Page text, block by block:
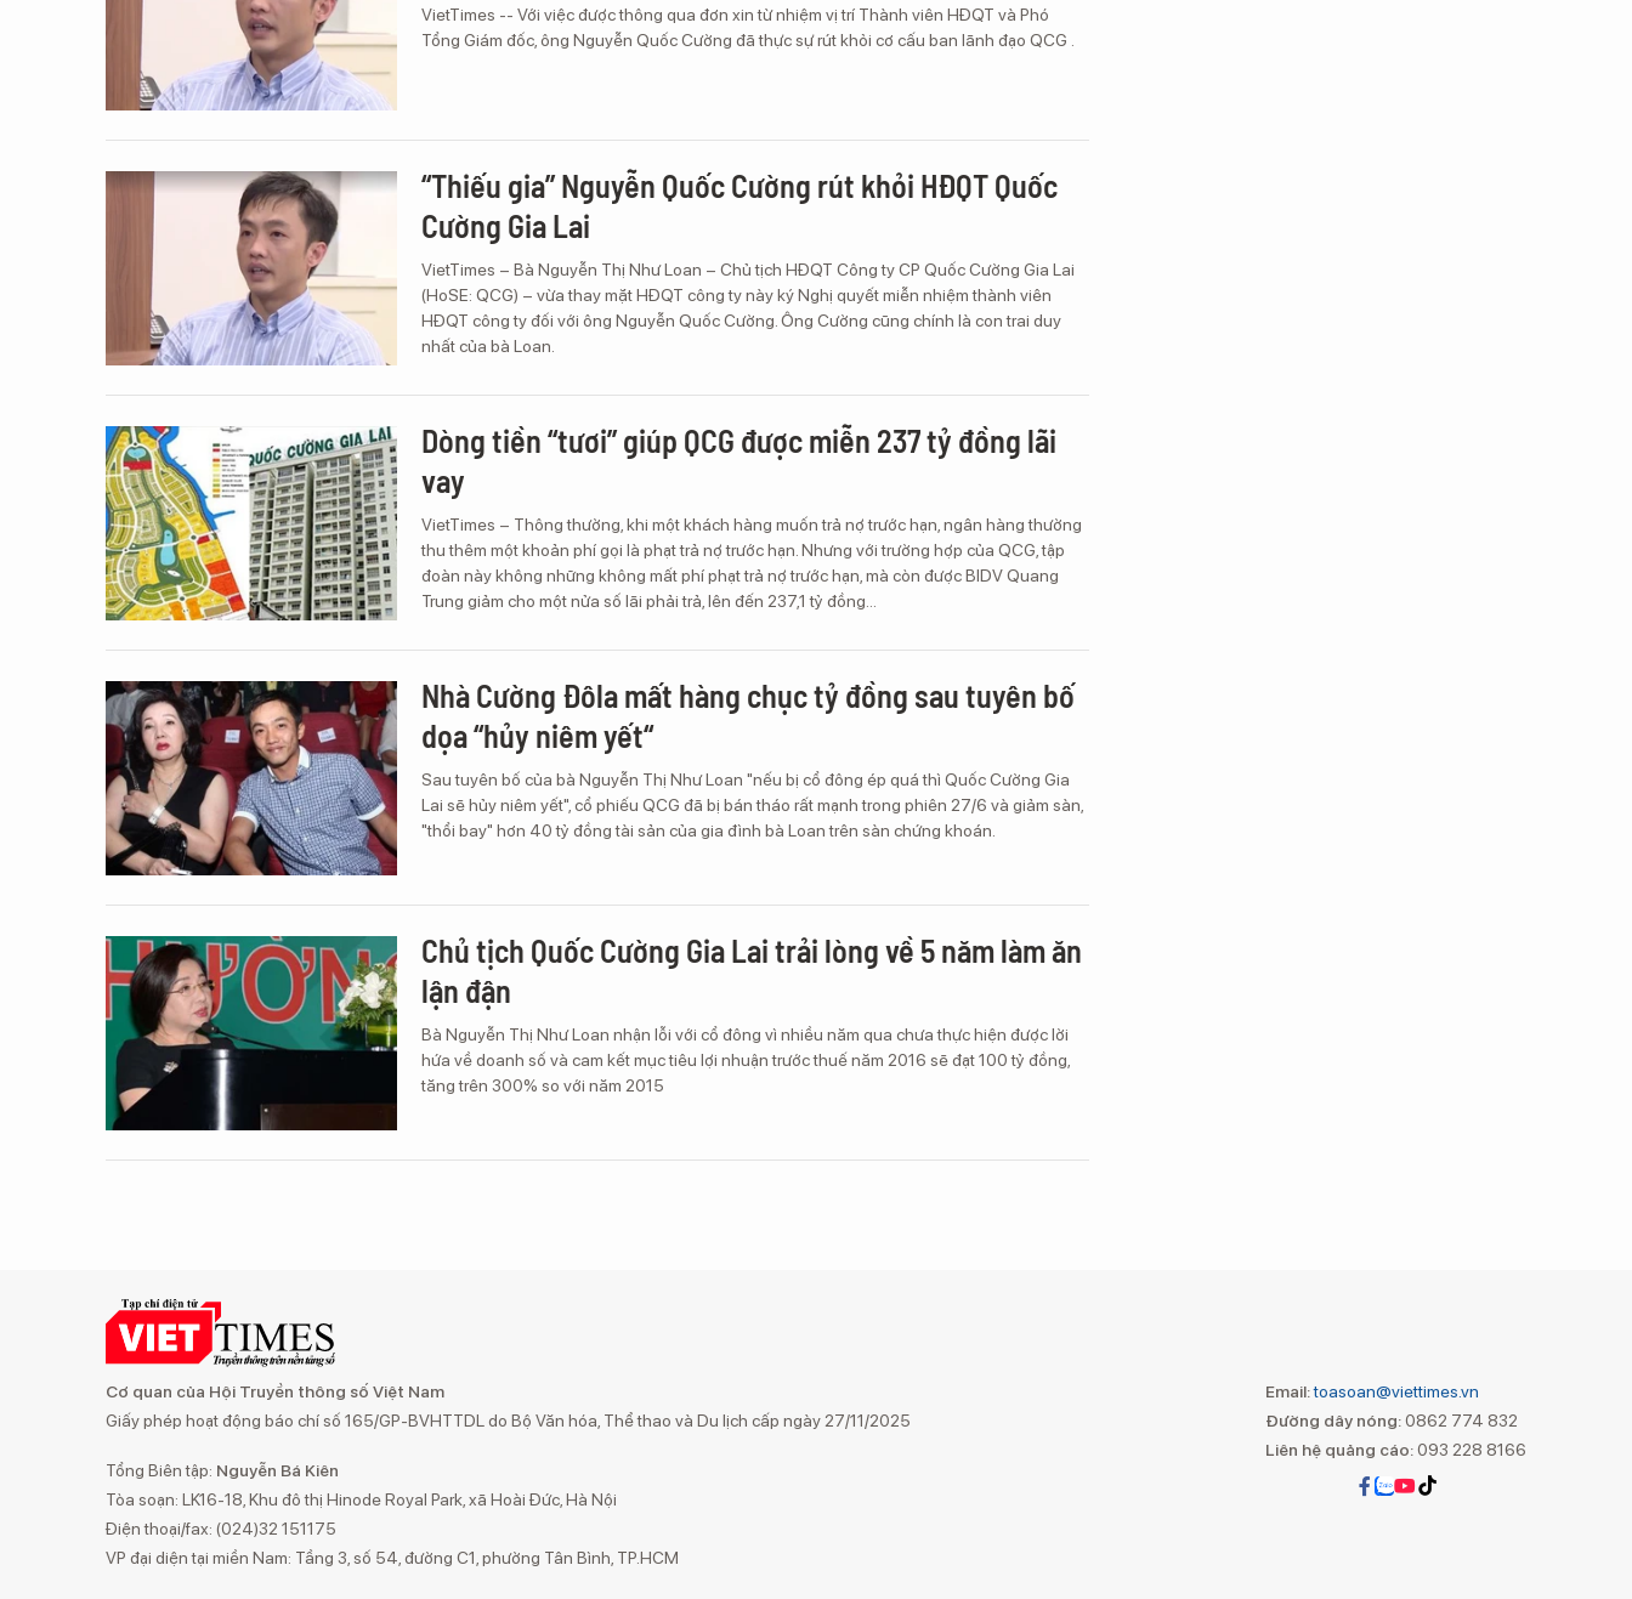
VietTimes -- Với việc được thông qua đơn xin từ nhiệm vị trí Thành viên HĐQT và Phó
Tổng Giám đốc, ông Nguyễn Quốc Cường đã thực sự rút khỏi cơ cấu ban lãnh đạo QCG .
“Thiếu gia” Nguyễn Quốc Cường rút khỏi HĐQT Quốc
Cường Gia Lai
VietTimes – Bà Nguyễn Thị Như Loan – Chủ tịch HĐQT Công ty CP Quốc Cường Gia Lai
(HoSE: QCG) – vừa thay mặt HĐQT công ty này ký Nghị quyết miễn nhiệm thành viên
HĐQT công ty đối với ông Nguyễn Quốc Cường. Ông Cường cũng chính là con trai duy
nhất của bà Loan.
Dòng tiền “tươi” giúp QCG được miễn 237 tỷ đồng lãi
vay
VietTimes – Thông thường, khi một khách hàng muốn trả nợ trước hạn, ngân hàng thường
thu thêm một khoản phí gọi là phạt trả nợ trước hạn. Nhưng với trường hợp của QCG, tập
đoàn này không những không mất phí phạt trả nợ trước hạn, mà còn được BIDV Quang
Trung giảm cho một nửa số lãi phải trả, lên đến 237,1 tỷ đồng…
Nhà Cường Đôla mất hàng chục tỷ đồng sau tuyên bố
dọa “hủy niêm yết“
Sau tuyên bố của bà Nguyễn Thị Như Loan "nếu bị cổ đông ép quá thì Quốc Cường Gia
Lai sẽ hủy niêm yết", cổ phiếu QCG đã bị bán tháo rất mạnh trong phiên 27/6 và giảm sàn,
"thổi bay" hơn 40 tỷ đồng tài sản của gia đình bà Loan trên sàn chứng khoán.
Chủ tịch Quốc Cường Gia Lai trải lòng về 5 năm làm ăn
lận đận
Bà Nguyễn Thị Như Loan nhận lỗi với cổ đông vì nhiều năm qua chưa thực hiện được lời
hứa về doanh số và cam kết mục tiêu lợi nhuận trước thuế năm 2016 sẽ đạt 100 tỷ đồng,
tăng trên 300% so với năm 2015
Cơ quan của Hội Truyền thông số Việt Nam
Giấy phép hoạt động báo chí số 165/GP-BVHTTDL do Bộ Văn hóa, Thể thao và Du lịch cấp ngày 27/11/2025
Tổng Biên tập: Nguyễn Bá Kiên
Tòa soạn: LK16-18, Khu đô thị Hinode Royal Park, xã Hoài Đức, Hà Nội
Điện thoại/fax: (024)32 151175
VP đại diện tại miền Nam: Tầng 3, số 54, đường C1, phường Tân Bình, TP.HCM
Email:toasoan@viettimes.vn
Đường dây nóng: 0862 774 832
Liên hệ quảng cáo: 093 228 8166